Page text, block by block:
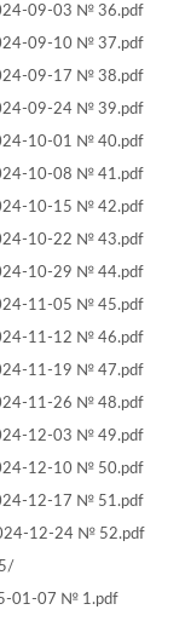
09-03 № 36.pdf
09-10 № 37.pdf
09-17 № 38.pdf
09-24 № 39.pdf
10-01 № 40.pdf
10-08 № 41.pdf
10-15 № 42.pdf
10-22 № 43.pdf
10-29 № 44.pdf
11-05 № 45.pdf
11-12 № 46.pdf
11-19 № 47.pdf
11-26 № 48.pdf
12-03 № 49.pdf
12-10 № 50.pdf
12-17 № 51.pdf
12-24 № 52.pdf
01-07 № 1.pdf